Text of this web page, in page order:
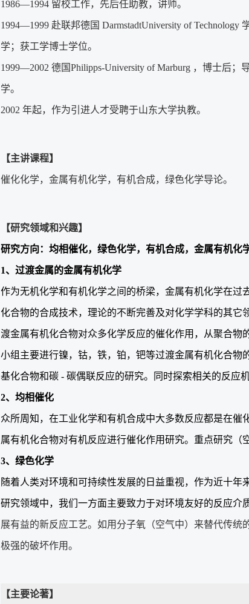
1986—1994 留校工作，先后任助教，讲师。
1994—1999 赴联邦德国 DarmstadtUniversity of
学；获工学博士学位。
1999—2002 德国Philipps-University of Marburg ，博士后；
学。
2002 年起，作为引进人才受聘于山东大学执教。
【主讲课程】
催化化学，金属有机化学，有机合成，绿色化学导论。
【研究领域和兴趣】
研究方向：均相催化，绿色化学，有机合成，金属有机化
1、过渡金属的金属有机化学
作为无机化学和有机化学之间的桥梁，金属有机化学在
化合物的合成技术，理论的不断完善及对化学学科的其
渡金属有机化合物对众多化学反应的催化作用，从聚合
小组主要进行镍，钴，铁，铂，钯等过渡金属有机化合
基化合物和碳 - 碳偶联反应的研究。同时探索相关的反应机
2、均相催化
众所周知，在工业化学和有机合成中大多数反应都是在
属有机化合物对有机反应进行催化作用研究。重点研究（
3、绿色化学
随着人类对环境和可持续性发展的日益重视，作为近十
研究领域中，我们一方面主要致力于对环境友好的反应介
展有益的新反应工艺。如用分子氧（空气中）来替代传
极强的破坏作用。
【主要论著】